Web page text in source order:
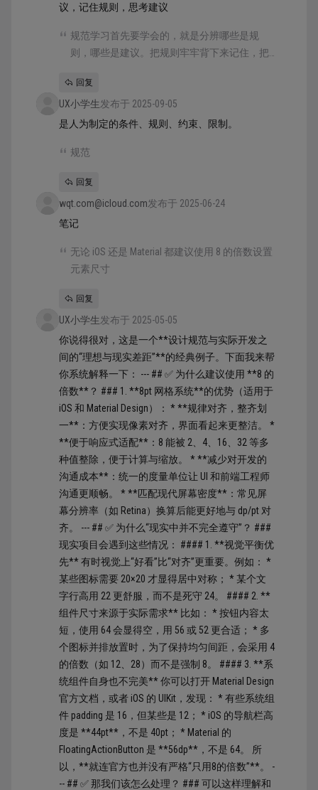
议，记住规则，思考建议
规范学习首先要学会的，就是分辨哪些是规
则，哪些是建议。把规则牢牢背下来记住，把
回复
UX小学生发布于 2025-09-05
是人为制定的条件、规则、约束、限制。
规范
回复
wqt.com@icloud.com发布于 2025-06-24
笔记
无论 iOS 还是 Material 都建议使用 8 的倍数设置
元素尺寸
回复
UX小学生发布于 2025-05-05
你说得很对，这是一个**设计规范与实际开发之
间的“理想与现实差距”**的经典例子。下面我来帮
你系统解释一下： --- ## ✅ 为什么建议使用 **8 的
倍数**？ ### 1. **8pt 网格系统**的优势（适用于
iOS 和 Material Design）： * **规律对齐，整齐划
一**：方便实现像素对齐，界面看起来更整洁。 *
**便于响应式适配**：8 能被 2、4、16、32 等多
种值整除，便于计算与缩放。 * **减少对开发的
沟通成本**：统一的度量单位让 UI 和前端工程师
沟通更顺畅。 * **匹配现代屏幕密度**：常见屏
幕分辨率（如 Retina）换算后能更好地与 dp/pt 对
齐。 --- ## ✅ 为什么“现实中并不完全遵守”？ ###
现实项目会遇到这些情况： #### 1. **视觉平衡优
先** 有时视觉上“好看”比“对齐”更重要。例如： *
某些图标需要 20×20 才显得居中对称； * 某个文
字行高用 22 更舒服，而不是死守 24。 #### 2. **
组件尺寸来源于实际需求** 比如： * 按钮内容太
短，使用 64 会显得空，用 56 或 52 更合适； * 多
个图标并排放置时，为了保持均匀间距，会采用 4
的倍数（如 12、28）而不是强制 8。 #### 3. **系
统组件自身也不完美** 你可以打开 Material Design
官方文档，或者 iOS 的 UIKit，发现： * 有些系统组
件 padding 是 16，但某些是 12； * iOS 的导航栏高
度是 **44pt**，不是 40pt； * Material 的
FloatingActionButton 是 **56dp**，不是 64。 所
以，**就连官方也并没有严格“只用8的倍数”**。 -
-- ## ✅ 那我们该怎么处理？ ### 可以这样理解和